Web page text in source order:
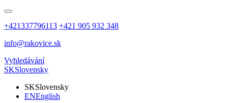
+421337796113 +421 905 932 348
info@rakovice.sk
Vyhledávání
SKSlovensky
SKSlovensky
ENEnglish